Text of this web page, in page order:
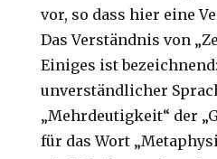
vor, so dass hier eine
Das Verständnis von
Einiges ist
unverständlicher
„Mehrdeutigkeit“ der
für das Wort